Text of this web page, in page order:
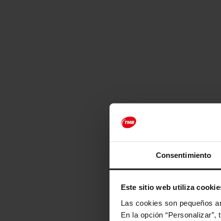
Consentimiento
Este sitio web utiliza
Las cookies son pequeños
En la opción